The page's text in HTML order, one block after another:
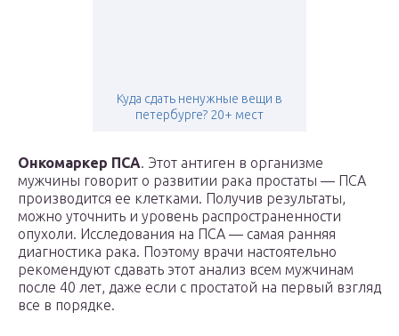
Куда сдать ненужные вещи в
петербурге? 20+ мест
Онкомаркер ПСА. Этот антиген в организме
мужчины говорит о развитии рака простаты — ПСА
производится ее клетками. Получив результаты,
можно уточнить и уровень распространенности
опухоли. Исследования на ПСА — самая ранняя
диагностика рака. Поэтому врачи настоятельно
рекомендуют сдавать этот анализ всем мужчинам
после 40 лет, даже если с простатой на первый взгляд
все в порядке.